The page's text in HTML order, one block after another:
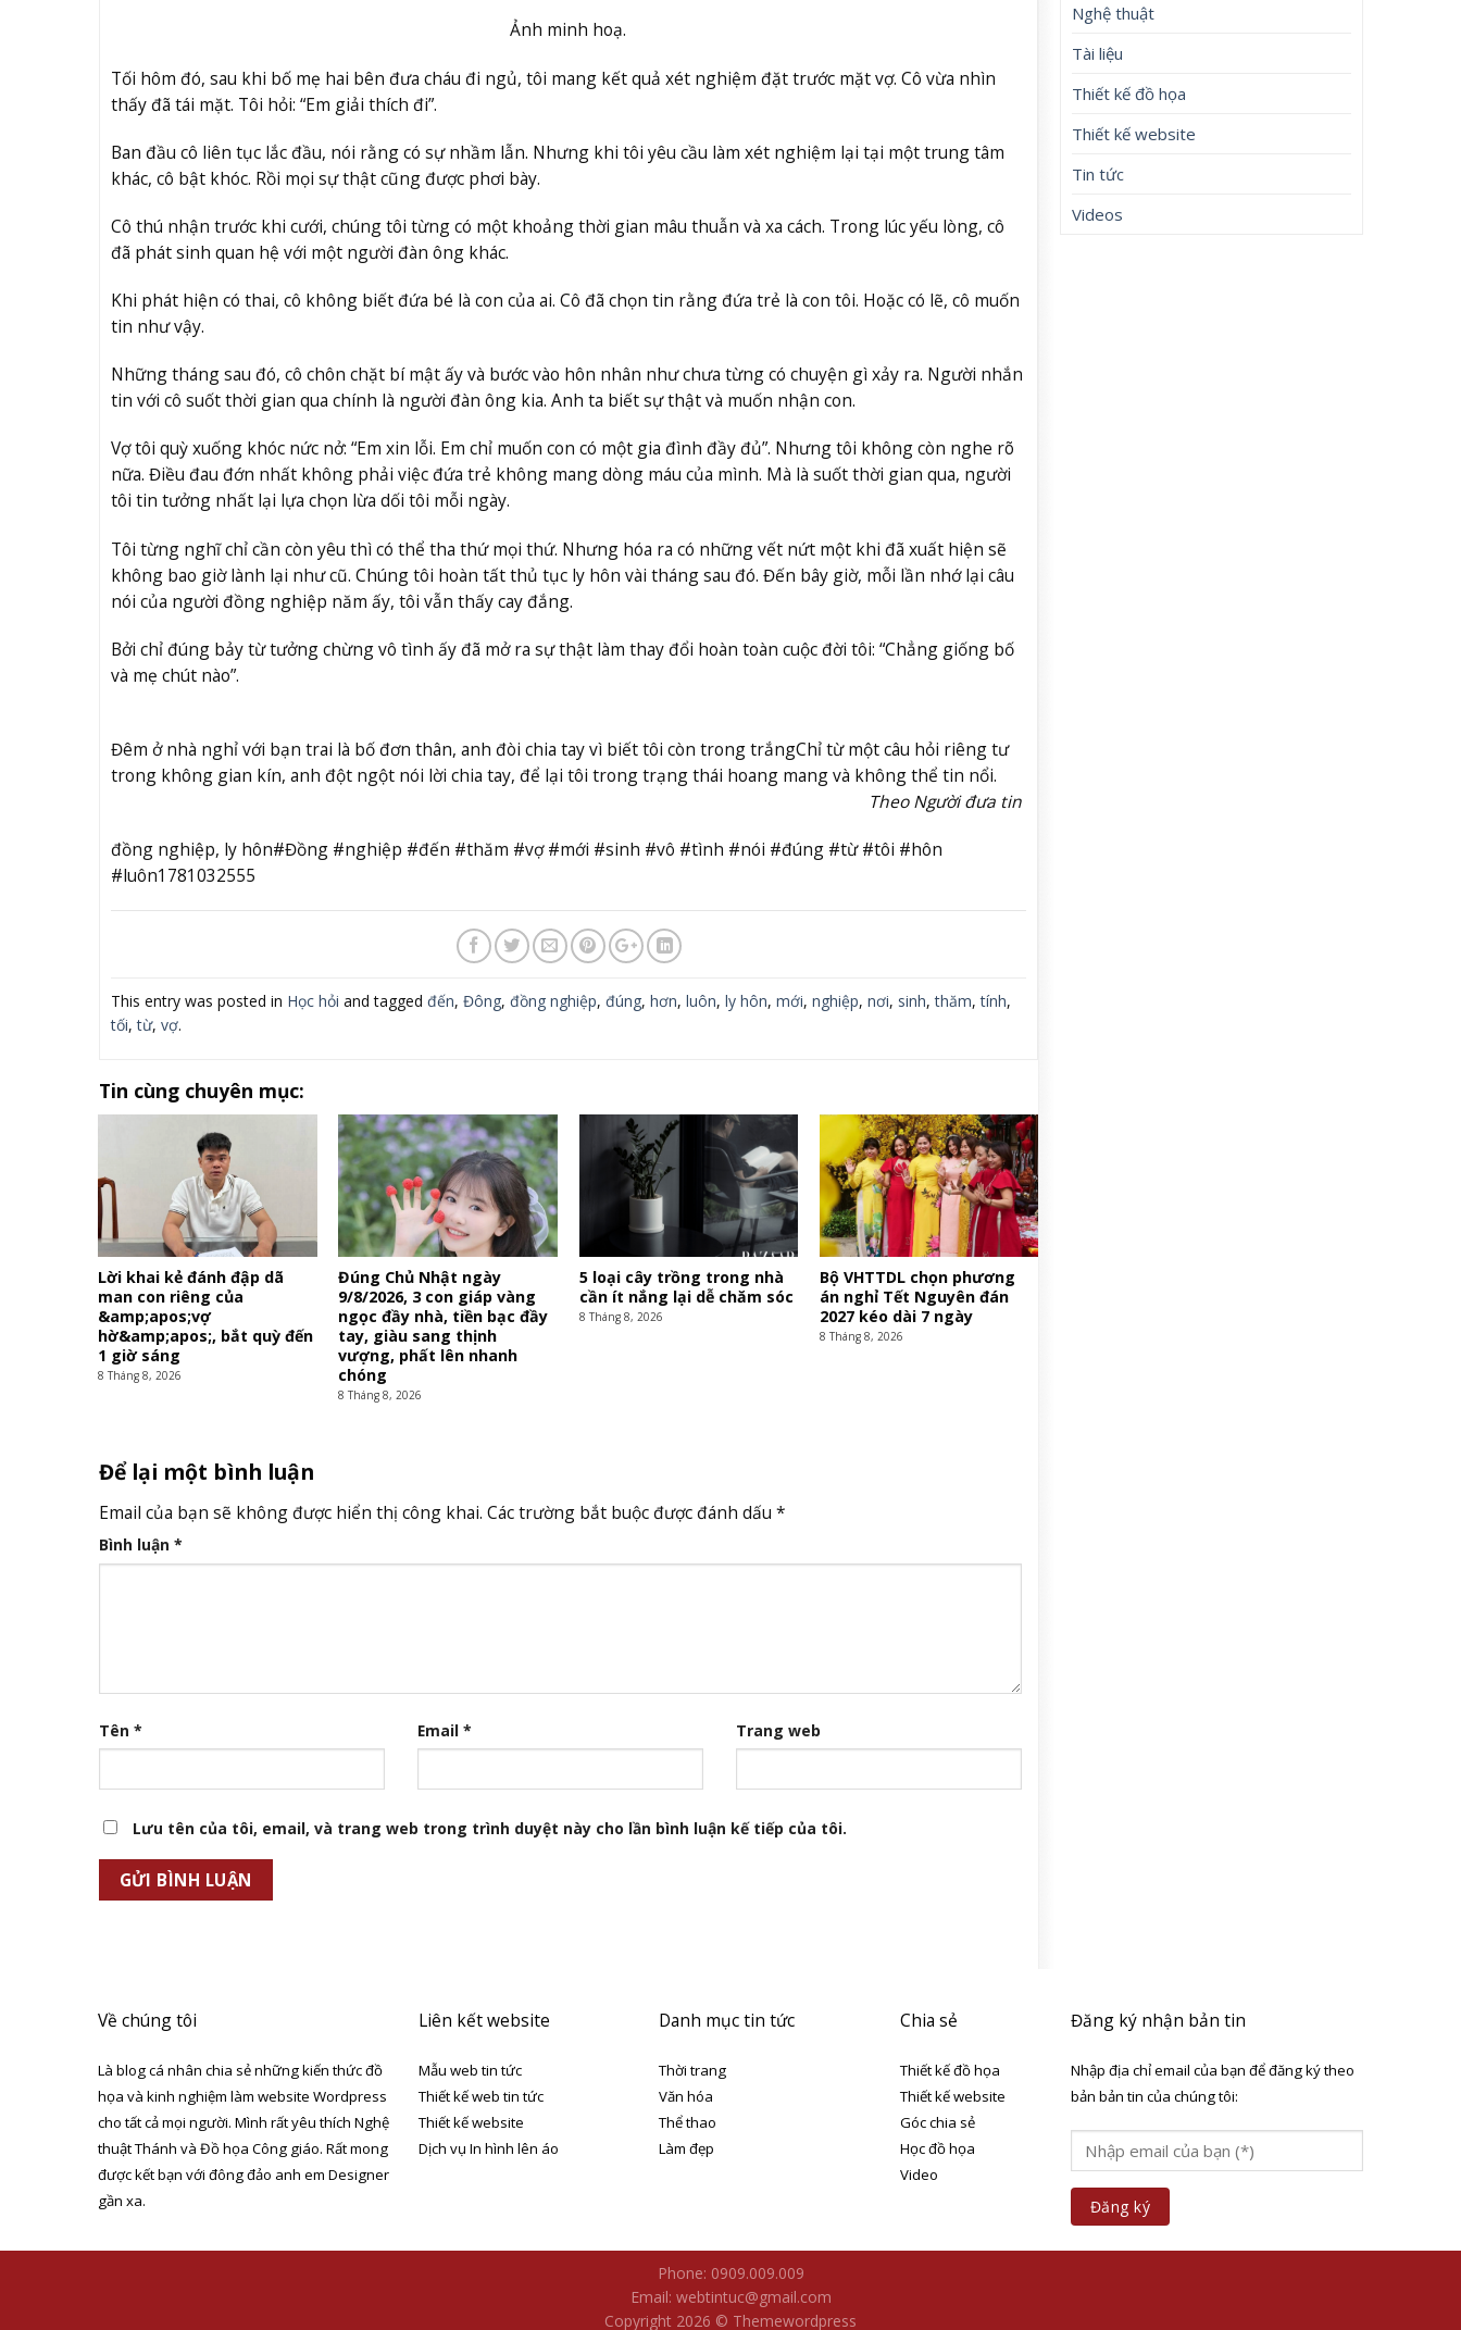
Ảnh minh hoạ.
Tối hôm đó, sau khi bố mẹ hai bên đưa cháu đi ngủ, tôi mang kết quả xét nghiệm đặt trước mặt vợ. Cô vừa nhìn
thấy đã tái mặt. Tôi hỏi: “Em giải thích đi”.
Ban đầu cô liên tục lắc đầu, nói rằng có sự nhầm lẫn. Nhưng khi tôi yêu cầu làm xét nghiệm lại tại một trung tâm
khác, cô bật khóc. Rồi mọi sự thật cũng được phơi bày.
Cô thú nhận trước khi cưới, chúng tôi từng có một khoảng thời gian mâu thuẫn và xa cách. Trong lúc yếu lòng, cô
đã phát sinh quan hệ với một người đàn ông khác.
Khi phát hiện có thai, cô không biết đứa bé là con của ai. Cô đã chọn tin rằng đứa trẻ là con tôi. Hoặc có lẽ, cô muốn
tin như vậy.
Những tháng sau đó, cô chôn chặt bí mật ấy và bước vào hôn nhân như chưa từng có chuyện gì xảy ra. Người nhắn
tin với cô suốt thời gian qua chính là người đàn ông kia. Anh ta biết sự thật và muốn nhận con.
Vợ tôi quỳ xuống khóc nức nở: “Em xin lỗi. Em chỉ muốn con có một gia đình đầy đủ”. Nhưng tôi không còn nghe rõ
nữa. Điều đau đớn nhất không phải việc đứa trẻ không mang dòng máu của mình. Mà là suốt thời gian qua, người
tôi tin tưởng nhất lại lựa chọn lừa dối tôi mỗi ngày.
Tôi từng nghĩ chỉ cần còn yêu thì có thể tha thứ mọi thứ. Nhưng hóa ra có những vết nứt một khi đã xuất hiện sẽ
không bao giờ lành lại như cũ. Chúng tôi hoàn tất thủ tục ly hôn vài tháng sau đó. Đến bây giờ, mỗi lần nhớ lại câu
nói của người đồng nghiệp năm ấy, tôi vẫn thấy cay đắng.
Bởi chỉ đúng bảy từ tưởng chừng vô tình ấy đã mở ra sự thật làm thay đổi hoàn toàn cuộc đời tôi: “Chẳng giống bố
và mẹ chút nào”.
Đêm ở nhà nghỉ với bạn trai là bố đơn thân, anh đòi chia tay vì biết tôi còn trong trắngChỉ từ một câu hỏi riêng tư
trong không gian kín, anh đột ngột nói lời chia tay, để lại tôi trong trạng thái hoang mang và không thể tin nổi.
Theo Người đưa tin
đồng nghiệp, ly hôn#Đồng #nghiệp #đến #thăm #vợ #mới #sinh #vô #tình #nói #đúng #từ #tôi #hôn
#luôn1781032555
This entry was posted in Học hỏi and tagged đến, Đông, đồng nghiệp, đúng, hơn, luôn, ly hôn, mới, nghiệp, nơi, sinh,thăm,tính,
tối,từ, vợ.
Tin cùng chuyên mục:
Lời khai kẻ đánh đập dã
man con riêng của
&amp;apos;vợ
hờ&amp;apos;, bắt quỳ đến
1 giờ sáng
8 Tháng 8, 2026
Đúng Chủ Nhật ngày
9/8/2026, 3 con giáp vàng
ngọc đầy nhà, tiền bạc đầy
tay, giàu sang thịnh
vượng, phất lên nhanh
chóng
8 Tháng 8, 2026
5 loại cây trồng trong nhà
cần ít nắng lại dễ chăm sóc
8 Tháng 8, 2026
Bộ VHTTDL chọn phương
án nghỉ Tết Nguyên đán
2027 kéo dài 7 ngày
8 Tháng 8, 2026
Để lại một bình luận
Email của bạn sẽ không được hiển thị công khai. Các trường bắt buộc được đánh dấu *
Bình luận *
Tên * Email * Trang web
Lưu tên của tôi, email, và trang web trong trình duyệt này cho lần bình luận kế tiếp của tôi.
Nghệ thuật
Tài liệu
Thiết kế đồ họa
Thiết kế website
Tin tức
Videos
Về chúng tôi
Là blog cá nhân chia sẻ những kiến thức đồ
họa và kinh nghiệm làm website Wordpress
cho tất cả mọi người. Mình rất yêu thích Nghệ
thuật Thánh và Đồ họa Công giáo. Rất mong
được kết bạn với đông đảo anh em Designer
gần xa.
Liên kết website
Mẫu web tin tức
Thiết kế web tin tức
Thiết kế website
Dịch vụ In hình lên áo
Danh mục tin tức
Thời trang
Văn hóa
Thể thao
Làm đẹp
Chia sẻ
Thiết kế đồ họa
Thiết kế website
Góc chia sẻ
Học đồ họa
Video
Đăng ký nhận bản tin
Nhập địa chỉ email của bạn để đăng ký theo
bản bản tin của chúng tôi:
Phone: 0909.009.009
Email: webtintuc@gmail.com
Copyright 2026 © Themewordpress